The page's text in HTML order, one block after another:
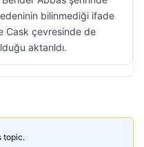
bilinmediği ifade
Cask çevresinde de
aktarıldı.
topic.